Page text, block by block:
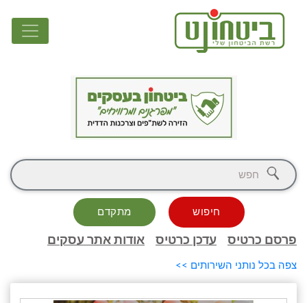
חיפוש מתקדם
פרסם כרטיס עדכן כרטיס אודות אתר עסקים
צפה בכל נותני השירותים >>